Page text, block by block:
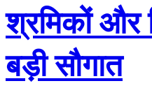
श्रमिकों और
बड़ी सौगात